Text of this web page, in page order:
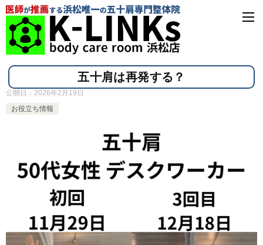
五十肩は再発する？
公開日： 2026年2月19日
お役立ち情報